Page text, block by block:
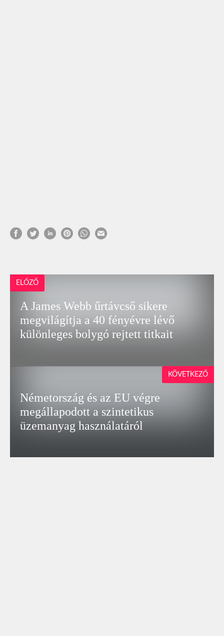
ELŐZŐ
A James Webb űrtávcső sikere
megvilágítja a 40 fényévre lévő
különleges bolygó rejtett titkait
Németország és az EU végre
megállapodott a szintetikus
üzemanyag használatáról
KÖVETKEZŐ